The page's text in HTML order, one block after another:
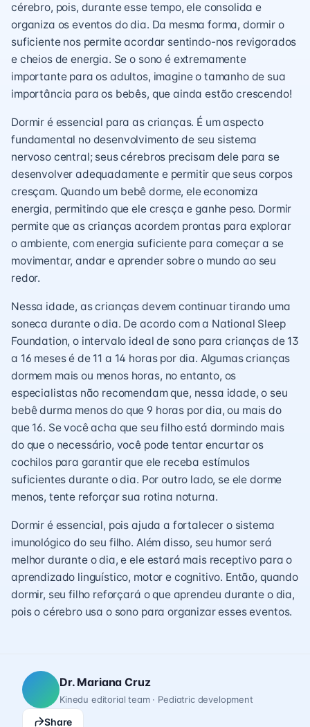
cérebro, pois, durante esse tempo, ele consolida e
organiza os eventos do dia. Da mesma forma, dormir o
suficiente nos permite acordar sentindo-nos revigorados
e cheios de energia. Se o sono é extremamente
importante para os adultos, imagine o tamanho de sua
importância para os bebês, que ainda estão crescendo!
Dormir é essencial para as crianças. É um aspecto
fundamental no desenvolvimento de seu sistema
nervoso central; seus cérebros precisam dele para se
desenvolver adequadamente e permitir que seus corpos
cresçam. Quando um bebê dorme, ele economiza
energia, permitindo que ele cresça e ganhe peso. Dormir
permite que as crianças acordem prontas para explorar
o ambiente, com energia suficiente para começar a se
movimentar, andar e aprender sobre o mundo ao seu
redor.
Nessa idade, as crianças devem continuar tirando uma
soneca durante o dia. De acordo com a National Sleep
Foundation, o intervalo ideal de sono para crianças de 13
a 16 meses é de 11 a 14 horas por dia. Algumas crianças
dormem mais ou menos horas, no entanto, os
especialistas não recomendam que, nessa idade, o seu
bebê durma menos do que 9 horas por dia, ou mais do
que 16. Se você acha que seu filho está dormindo mais
do que o necessário, você pode tentar encurtar os
cochilos para garantir que ele receba estímulos
suficientes durante o dia. Por outro lado, se ele dorme
menos, tente reforçar sua rotina noturna.
Dormir é essencial, pois ajuda a fortalecer o sistema
imunológico do seu filho. Além disso, seu humor será
melhor durante o dia, e ele estará mais receptivo para o
aprendizado linguístico, motor e cognitivo. Então, quando
dormir, seu filho reforçará o que aprendeu durante o dia,
pois o cérebro usa o sono para organizar esses eventos.
Dr. Mariana Cruz
Kinedu editorial team · Pediatric development
Share